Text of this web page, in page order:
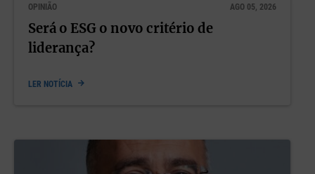
OPINIÃO AGO 05, 2026
Será o ESG o novo critério de
liderança?
LER NOTÍCIA